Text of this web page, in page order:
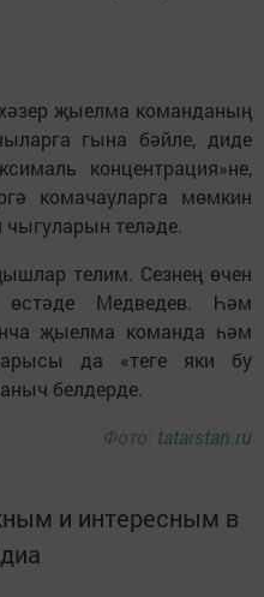
җыелма команданың
гына бәйле, диде
концентрация»не,
комачауларга мөмкин
теләде.
телим. Сезнең өчен
Медведев. Һәм
җыелма команда һәм
да «теге яки бу
белдерде.
Фото: tatarstan.ru
и интересным в